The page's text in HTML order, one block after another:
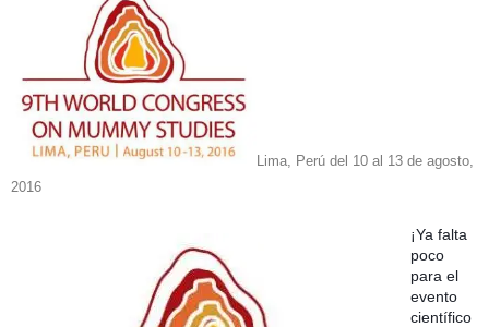
Lima, Perú del 10 al 13 de agosto,
2016
¡Ya falta
poco
para el
evento
científico